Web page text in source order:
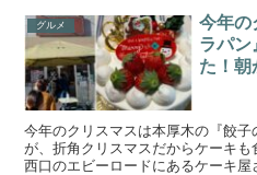
グルメ
今年の
ラパン
た！朝
今年のクリスマスは本厚木の『餃
が、折角クリスマスだからケーキ
西口のエビーロードにあるケーキ屋